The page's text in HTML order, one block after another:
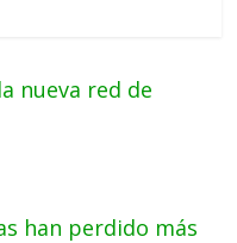
nueva red de
han perdido más